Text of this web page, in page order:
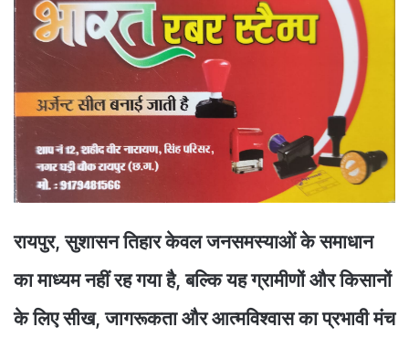
रायपुर, सुशासन तिहार केवल जनसमस्याओं के समाधान
का माध्यम नहीं रह गया है, बल्कि यह ग्रामीणों और किसानों
के लिए सीख, जागरूकता और आत्मविश्वास का प्रभावी मंच